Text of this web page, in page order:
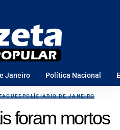
Janeiro Política Nacional
POLÍCIARIO DE JANEIRO
foram mortos